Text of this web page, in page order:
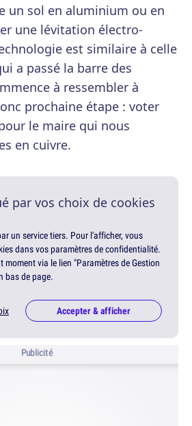
un sol en aluminium ou en
une lévitation électro-
est similaire à celle
a passé la barre des
à ressembler à
prochaine étape : voter
le maire qui nous
en cuivre.
par vos choix de cookies
un service tiers. Pour l'afficher, vous
dans vos paramètres de confidentialité.
moment via le lien "Paramètres de Gestion
bas de page.
Accepter & afficher
Publicité